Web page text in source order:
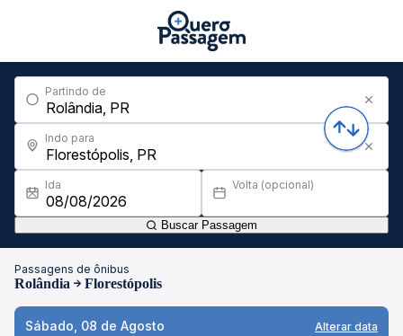
Partindo de
Indo para
Ida Volta (opcional)
Buscar Passagem
Passagens de ônibus
Rolândia Florestópolis
Sábado, 08 de Agosto Alterar data